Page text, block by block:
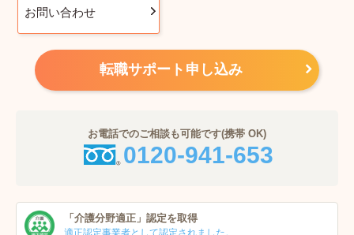
お問い合わせ
転職サポート申し込み
お電話でのご相談も可能です(携帯 OK)
0120-941-653
「介護分野適正」 認定を取得
適正認定事業者として認定されました。